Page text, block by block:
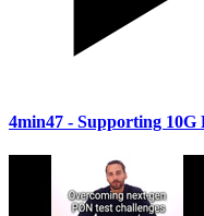
4min47 - Supporting 10G